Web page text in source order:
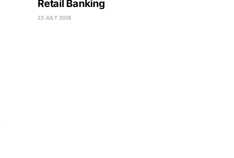
Retail Banking
23 JULY 2026